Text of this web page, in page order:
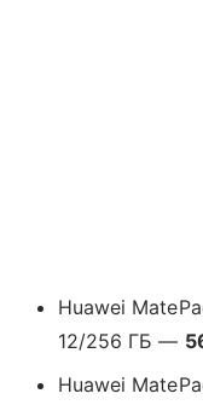
Huawei
12/256 ГБ —
Huawei